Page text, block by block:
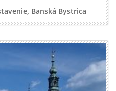
Banská Bystrica